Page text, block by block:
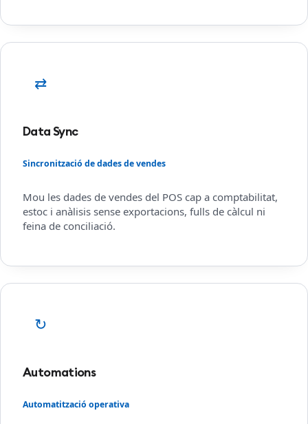
⇄
Data Sync
Sincronització de dades de vendes
Mou les dades de vendes del POS cap a comptabilitat,
estoc i anàlisis sense exportacions, fulls de càlcul ni
feina de conciliació.
↻
Automations
Automatització operativa